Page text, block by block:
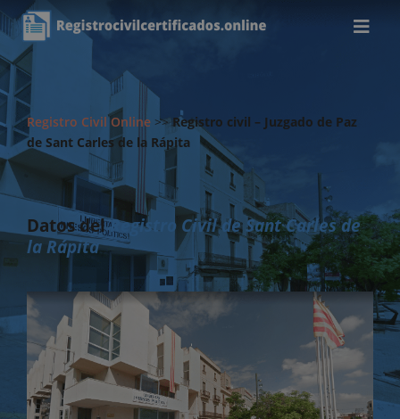
Registro Civil Online >>Registro civil – Juzgado de Paz
de Sant Carles de la Rápita
Datos delRegistro Civil de Sant Carles de
la Rápita